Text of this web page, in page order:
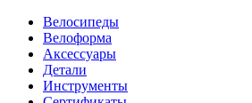
Велосипеды
Велоформа
Аксессуары
Детали
Инструменты